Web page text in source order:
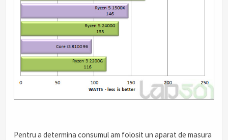
Pentru a determina consumul am folosit un aparat de masura